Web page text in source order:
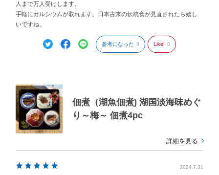
人まで万人受けします。
手軽にカルシウムが取れます。日本古来の伝統食が見直されたら嬉し
いですね。
参考になった 0 Like! 0
佃煮（湖魚佃煮) 湖国淡海味めぐ
り～梅～ 佃煮4pc
詳細を見る
2024.7.31